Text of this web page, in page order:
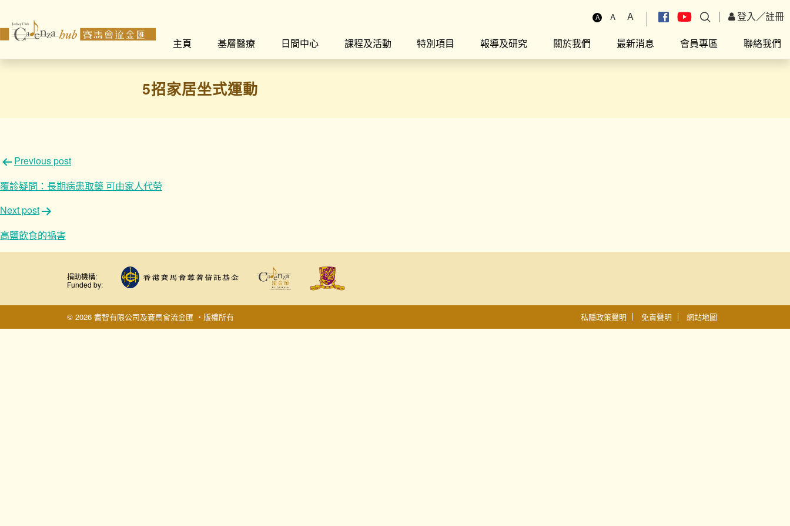
A A A 登入／註冊
主頁
基層醫療 日間中心 課程及活動 特別項目 報導及研究 關於我們 最新消息 會員專區 聯絡我們
5招家居坐式運動
文
章
導
覽
Previous post
覆診疑問：長期病患取藥 可由家人代勞
Next post
高鹽飲食的禍害
捐助機構:
Funded by:
© 2026 耆智有限公司及賽馬會流金匯 ‧版權所有 私隱政策聲明 免責聲明 網站地圖